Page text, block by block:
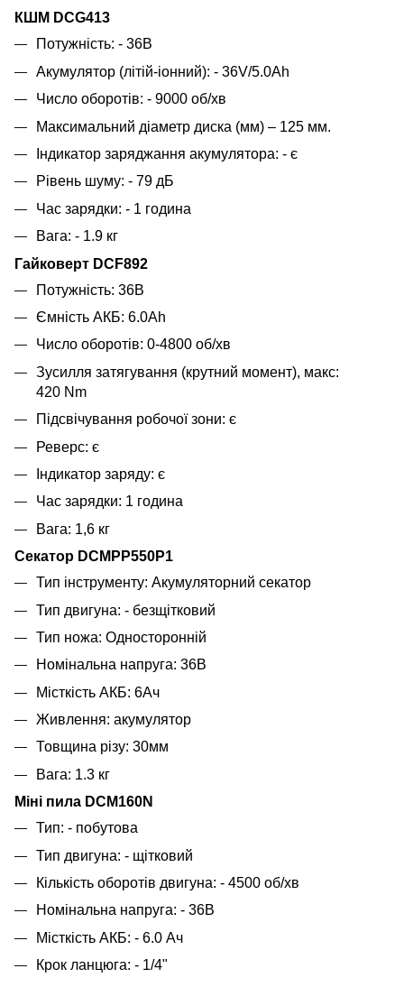
КШМ DCG413
Потужність: - 36В
Акумулятор (літій-іонний): - 36V/5.0Ah
Число оборотів: - 9000 об/хв
Максимальний діаметр диска (мм) – 125 мм.
Індикатор заряджання акумулятора: - є
Рівень шуму: - 79 дБ
Час зарядки: - 1 година
Вага: - 1.9 кг
Гайковерт DCF892
Потужність: 36В
Ємність АКБ: 6.0Ah
Число оборотів: 0-4800 об/хв
Зусилля затягування (крутний момент), макс:
420 Nm
Підсвічування робочої зони: є
Реверс: є
Індикатор заряду: є
Час зарядки: 1 година
Вага: 1,6 кг
Секатор DCMPP550P1
Тип інструменту: Акумуляторний секатор
Тип двигуна: - безщітковий
Тип ножа: Односторонній
Номінальна напруга: 36В
Місткість АКБ: 6Ач
Живлення: акумулятор
Товщина різу: 30мм
Вага: 1.3 кг
Міні пила DCM160N
Тип: - побутова
Тип двигуна: - щітковий
Кількість оборотів двигуна: - 4500 об/хв
Номінальна напруга: - 36В
Місткість АКБ: - 6.0 Ач
Крок ланцюга: - 1/4"